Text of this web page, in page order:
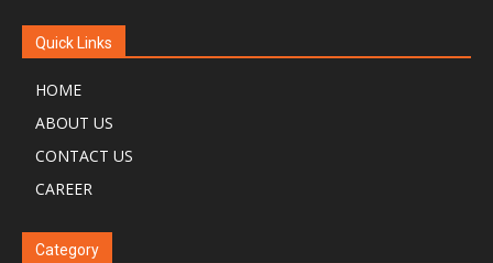
Quick Links
HOME
ABOUT US
CONTACT US
CAREER
Category